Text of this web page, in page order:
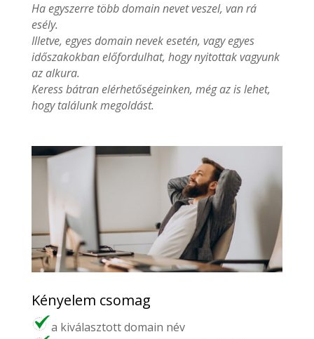
Ha egyszerre több domain nevet veszel, van rá
esély.
Illetve, egyes domain nevek esetén, vagy egyes
időszakokban előfordulhat, hogy nyitottak vagyunk
az alkura.
Keress bátran elérhetőségeinken, még az is lehet,
hogy találunk megoldást.
Kényelem csomag
a kiválasztott domain név